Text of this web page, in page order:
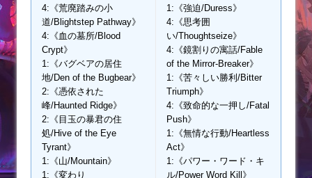
4:《荒廃踏みの小
道/Blightstep Pathway》
4:《血の墓所/Blood
Crypt》
1:《バグベアの居住
地/Den of the Bugbear》
2:《憑依された
峰/Haunted Ridge》
2:《目玉の暴君の住
処/Hive of the Eye
Tyrant》
1:《山/Mountain》
1:《変わり
1:《強迫/Duress》
4:《思考囲
い/Thoughtseize》
4:《鏡割りの寓話/Fable
of the Mirror-Breaker》
1:《苦々しい勝利/Bitter
Triumph》
4:《致命的な一押し/Fatal
Push》
1:《無情な行動/Heartless
Act》
1:《パワー・ワード・キ
ル/Power Word Kill》